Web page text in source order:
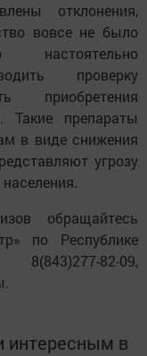
отклонения,
вовсе не было
настоятельно
проверку
приобретения
Такие препараты
в виде снижения
угрозу
обращайтесь
по Республике
82-09,
в